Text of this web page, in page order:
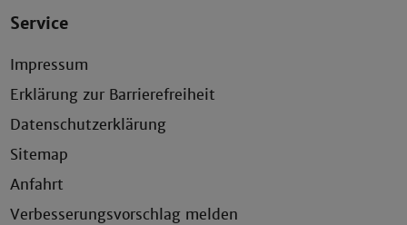
Service
Impressum
Erklärung zur Barrierefreiheit
Datenschutzerklärung
Sitemap
Anfahrt
Verbesserungsvorschlag melden